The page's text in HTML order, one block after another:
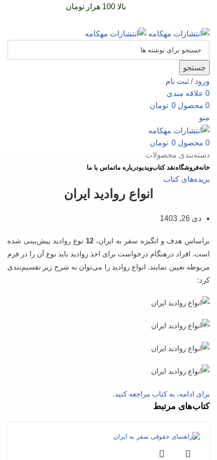
بالا 100 هزار تومان
جستجو
ورود / ثبت نام
0 علاقه مندی
0 محصول 0 تومان
منو
0 محصول 0 تومان
دسته‌بندی محصولات
خانهفروشگاهنقد کتابویدیودرباره‌ ماتماس با ما
بریده‌های کتاب
انواع روادید ایران
دی 26, 1403
براساس هدف و انگيزه سفر به ايران، 12 نوع رواديد پيش‌بينی شده
است. افراد درهنگام درخواست برای اخذ رواديد بايد نوع آن را در فرم
مربوطه تعيين نمايند. انواع رواديد را می‌توان به شرح زير تقسيم‌بندی
كرد:
برای ادامه، به کتاب مراجعه کنید.
کتاب‌های مرتبط